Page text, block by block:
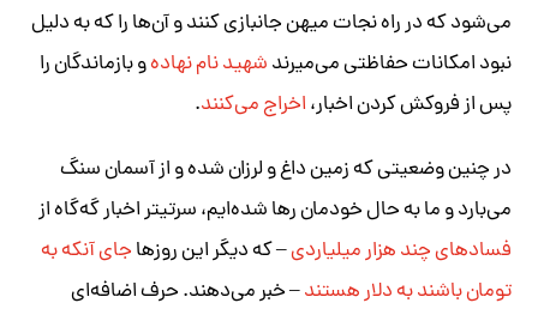
می‌شود که در راه نجات میهن جانبازی کنند و آن‌ها را که به دلیل
نبود امکانات حفاظتی می‌میرندشهید نام‌ نهادهو بازماندگان را
پس از فروکش کردن اخبار،اخراج می‌کنند.
در چنین وضعیتی که زمین داغ و لرزان شده و از آسمان سنگ
می‌بارد و ما به حال خودمان رها شده‌ایم، سرتیتر اخبار گه‌گاه از
فسادهای چند هزار میلیاردی–که دیگر این روزهاجای آنکه به
تومان باشند به دلار هستند–خبر می‌دهند. حرف اضافه‌ای